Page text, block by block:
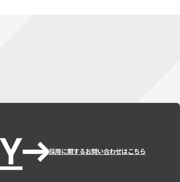
採用に関するお問い合わせはこちら